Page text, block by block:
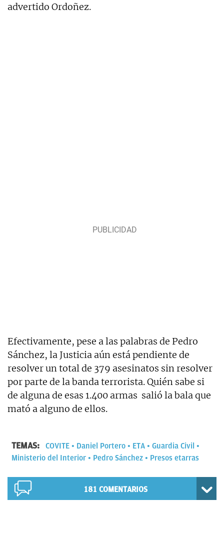
advertido Ordoñez.
Efectivamente, pese a las palabras de Pedro
Sánchez, la Justicia aún está pendiente de
resolver un total de 379 asesinatos sin resolver
por parte de la banda terrorista. Quién sabe si
de alguna de esas 1.400 armas salió la bala que
mató a alguno de ellos.
TEMAS: COVITE Daniel Portero ETA
Guardia Civil
Ministerio del Interior
Pedro Sánchez Presos etarras
181 COMENTARIOS